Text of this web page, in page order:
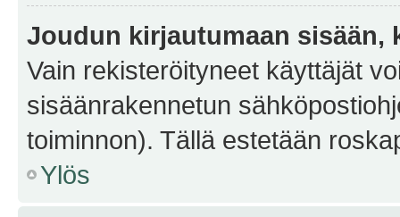
Joudun kirjautumaan sisään,
Vain rekisteröityneet käyttäjät
sisäänrakennetun
toiminnon). Tällä estetään
Ylös